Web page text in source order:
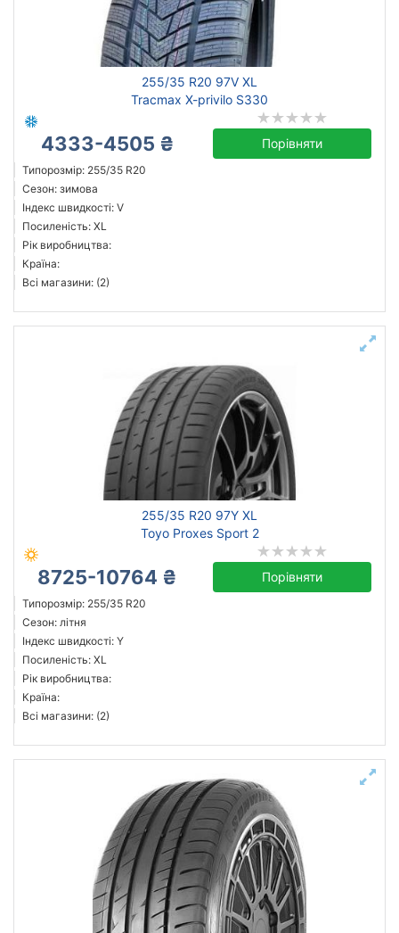
255/35 R20 97V XL
Tracmax X-privilo S330
4333-4505 ₴ Порівняти
Типорозмір: 255/35 R20
Сезон: зимова
Індекс швидкості: V
Посиленість: XL
Рік виробництва:
Країна:
Всі магазини: (2)
255/35 R20 97Y XL
Toyo Proxes Sport 2
8725-10764 ₴ Порівняти
Типорозмір: 255/35 R20
Сезон: літня
Індекс швидкості: Y
Посиленість: XL
Рік виробництва:
Країна:
Всі магазини: (2)